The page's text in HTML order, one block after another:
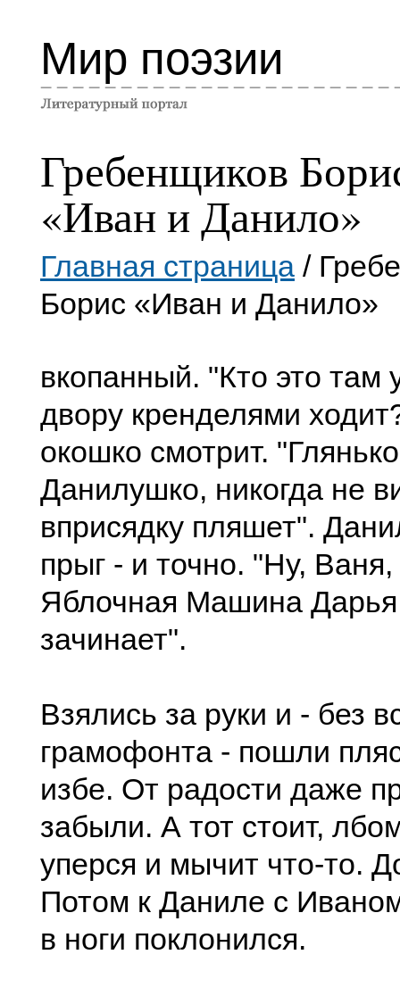
Мир поэзии
Гребенщиков
«Иван и Данило»
Главная страница /
Борис «Иван и Данило»
вкопанный. "Кто это там
двору кренделями
окошко смотрит.
Данилушко, никогда не
вприсядку пляшет".
прыг - и точно. "Ну,
Яблочная Машина Дарья
зачинает".
Взялись за руки и - без
грамофонта - пошли
избе. От радости даже
забыли. А тот стоит,
уперся и мычит что-то.
Потом к Даниле с
в ноги поклонился.